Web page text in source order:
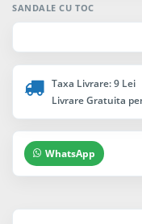
SANDALE CU TOC
Taxa Livrare: 9 Lei
Livrare Gratuita
WhatsApp